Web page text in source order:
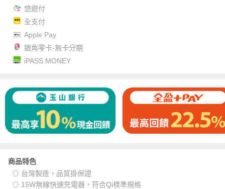
悠遊付
全支付
Apple Pay
銀角零卡-無卡分期
iPASS MONEY
商品特色
◎ 台灣製造，品質掛保證
◎ 15W無線快速充電器，符合Qi標準規格